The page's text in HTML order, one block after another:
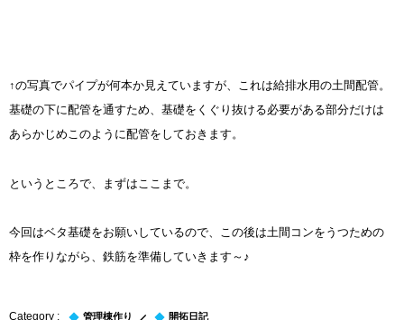
↑の写真でパイプが何本か見えていますが、これは給排水用の土間配管。
基礎の下に配管を通すため、基礎をくぐり抜ける必要がある部分だけは
あらかじめこのように配管をしておきます。
というところで、まずはここまで。
今回はベタ基礎をお願いしているので、この後は土間コンをうつための
枠を作りながら、鉄筋を準備していきます～♪
管理棟作り 開拓日記